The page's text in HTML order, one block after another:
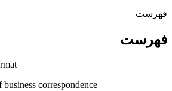
فهرست
فهرست
business correspondence